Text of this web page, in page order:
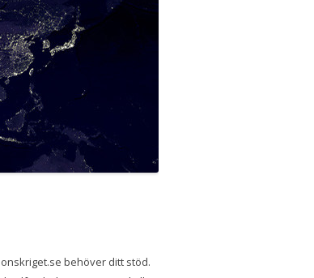
behöver ditt stöd.